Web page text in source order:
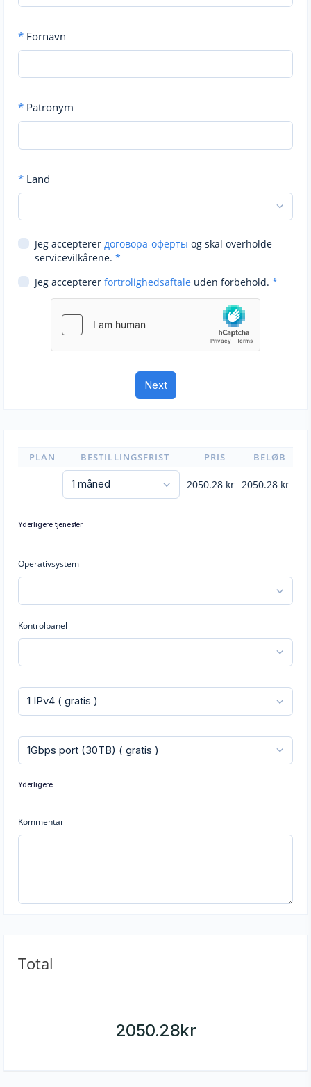
* Fornavn
* Patronym
* Land
Jeg accepterer договора-оферты og skal overholde
servicevilkårene. *
Jeg accepterer fortrolighedsaftale uden forbehold. *
PLAN BESTILLINGSFRIST PRIS BELØB
2050.28 kr 2050.28 kr
Yderligere tjenester
Operativsystem
Kontrolpanel
Yderligere
Kommentar
Total
2050.28kr